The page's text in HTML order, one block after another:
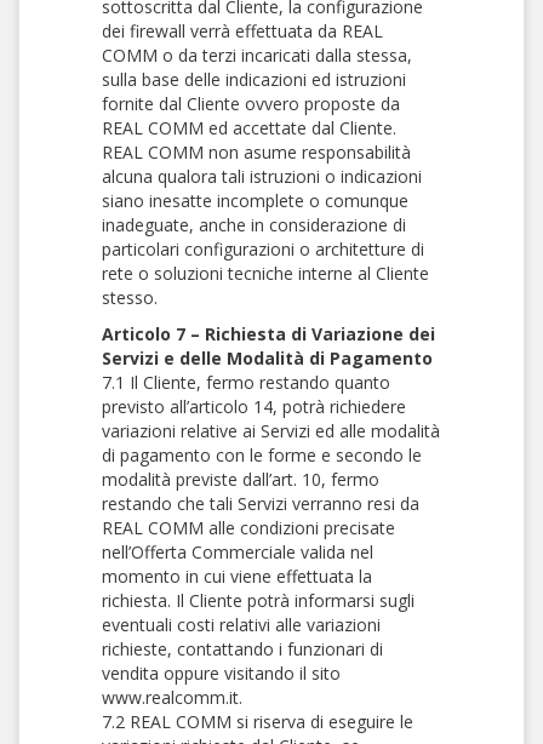
sottoscritta dal Cliente, la configurazione
dei firewall verrà effettuata da REAL
COMM o da terzi incaricati dalla stessa,
sulla base delle indicazioni ed istruzioni
fornite dal Cliente ovvero proposte da
REAL COMM ed accettate dal Cliente.
REAL COMM non asume responsabilità
alcuna qualora tali istruzioni o indicazioni
siano inesatte incomplete o comunque
inadeguate, anche in considerazione di
particolari configurazioni o architetture di
rete o soluzioni tecniche interne al Cliente
stesso.
Articolo 7 – Richiesta di Variazione dei
Servizi e delle Modalità di Pagamento
7.1 Il Cliente, fermo restando quanto
previsto all’articolo 14, potrà richiedere
variazioni relative ai Servizi ed alle modalità
di pagamento con le forme e secondo le
modalità previste dall’art. 10, fermo
restando che tali Servizi verranno resi da
REAL COMM alle condizioni precisate
nell’Offerta Commerciale valida nel
momento in cui viene effettuata la
richiesta. Il Cliente potrà informarsi sugli
eventuali costi relativi alle variazioni
richieste, contattando i funzionari di
vendita oppure visitando il sito
www.realcomm.it.
7.2 REAL COMM si riserva di eseguire le